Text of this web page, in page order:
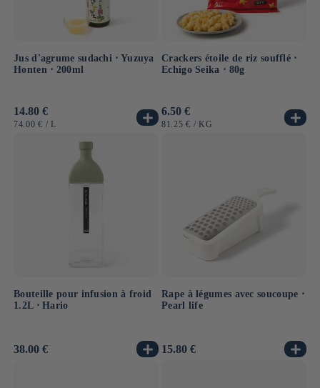
Jus d'agrume sudachi ⋅ Yuzuya
Honten ⋅ 200ml
Prix
habituel
14.80 €
PRIX
74.00 € / PAR
L
Crackers étoile de riz soufflé ⋅
Echigo Seika ⋅ 80g
Prix
habituel
6.50 €
PRIX
81.25 € / PAR
KG
Bouteille pour infusion à froid
1.2L ⋅ Hario
Prix
38.00 €
Rape à légumes avec soucoupe ⋅
Pearl life
Prix
15.80 €